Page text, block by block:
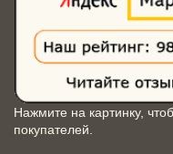
Нажмите на картинку,
покупателей.